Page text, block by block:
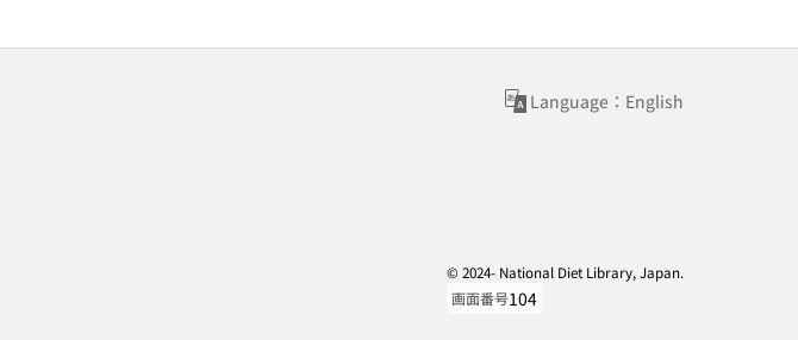
Language：English
© 2024- National Diet Library, Japan.
画面番号104